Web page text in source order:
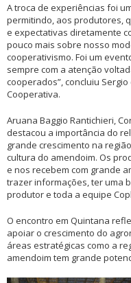
A troca de experiências foi
permitindo, aos produtores,
e expectativas diretamente
pouco mais sobre nosso
cooperativismo. Foi um
sempre com a atenção
cooperados”, concluiu
Cooperativa.
Aruana Baggio Rantichieri,
destacou a importância do
grande crescimento na
cultura do amendoim. Os
e nos recebem com grande
trazer informações, ter uma
produtor e toda a equipe
O encontro em Quintana
apoiar o crescimento do
áreas estratégicas como a
amendoim tem grande